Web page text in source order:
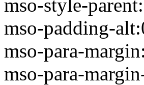
mso-style-
mso-padding-
mso-para-
mso-para-